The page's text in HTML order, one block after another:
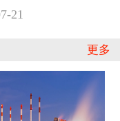
21
更多